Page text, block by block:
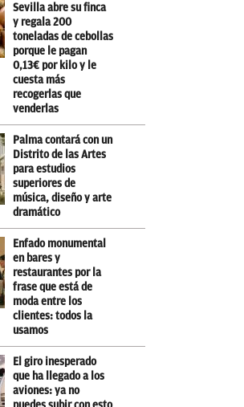
Sevilla abre su finca
y regala 200
toneladas de cebollas
porque le pagan
0,13€ por kilo y le
cuesta más
recogerlas que
venderlas
Palma contará con un
Distrito de las Artes
para estudios
superiores de
música, diseño y arte
dramático
Enfado monumental
en bares y
restaurantes por la
frase que está de
moda entre los
clientes: todos la
usamos
El giro inesperado
que ha llegado a los
aviones: ya no